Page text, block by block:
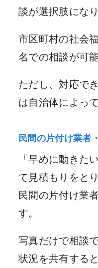
談が選択肢になり
市区町村の社会
名での相談が可
ただし、対応で
は自治体によっ
民間の片付け業者
「早めに動きた
て見積もりをと
民間の片付け業
す。
写真だけで相談
状況を共有する